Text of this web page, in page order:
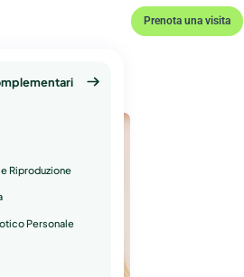
Riproduzione
Personale
Prenota una visita